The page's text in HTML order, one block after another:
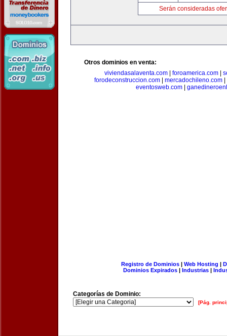
Serán consideradas
Otros dominios en venta:
viviendasalaventa.com| foroamerica.com|
forodeconstruccion.com
mercadochileno.com
eventosweb.com|
Registro de Dominios| Web Hosting |
Dominios Expirados | Industrias |
Categorías de Dominio:
[Pág.